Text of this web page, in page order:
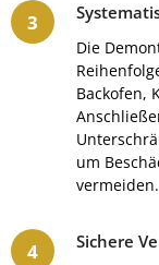
Die
Backofen,
um
vermeiden.
Sichere